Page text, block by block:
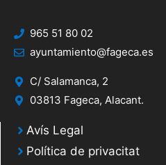
965 51 80 02
ayuntamiento@fageca.es
C/ Salamanca, 2
03813 Fageca, Alacant.
Avís Legal
Política de privacitat